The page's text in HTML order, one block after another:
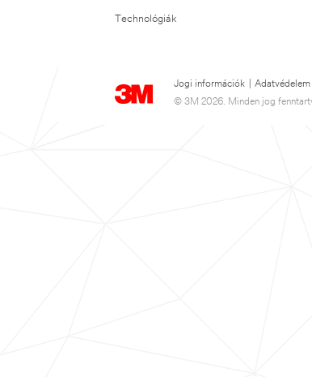
Technológiák
Jogi információk Adatvédelem
© 3M 2026. Minden jog